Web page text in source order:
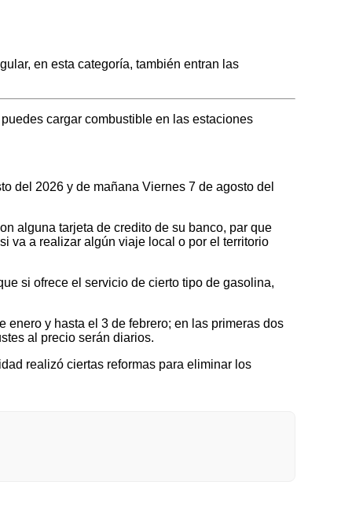
en esta categoría, también entran las
cargar combustible en las estaciones
del 2026 y de mañana Viernes 7 de agosto del
alguna tarjeta de credito de su banco, par que
va a realizar algún viaje local o por el territorio
si ofrece el servicio de cierto tipo de gasolina,
y hasta el 3 de febrero; en las primeras dos
al precio serán diarios.
realizó ciertas reformas para eliminar los